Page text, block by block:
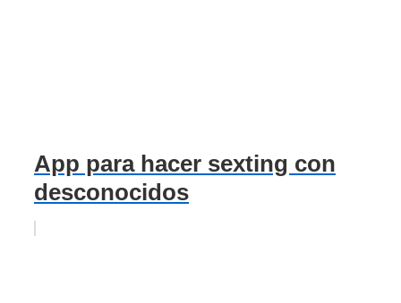
App para hacer sexting con
desconocidos